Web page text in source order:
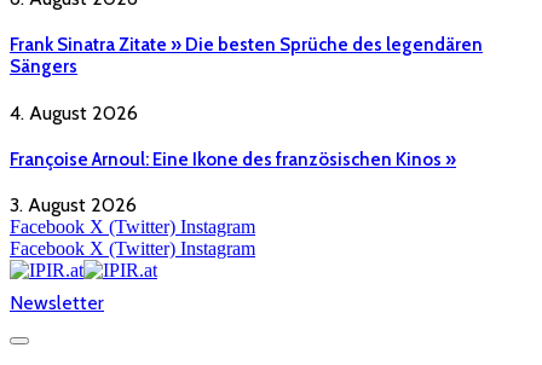
Frank Sinatra Zitate » Die besten Sprüche des legendären
Sängers
4. August 2026
Françoise Arnoul: Eine Ikone des französischen Kinos »
3. August 2026
Facebook X (Twitter) Instagram
Facebook X (Twitter) Instagram
Newsletter